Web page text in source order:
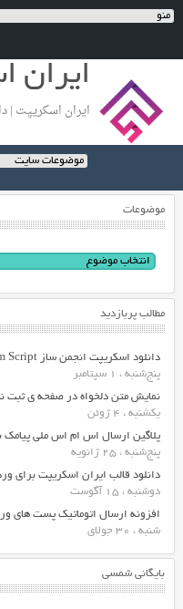
ایران
ایران اسکریپت |
موضوعات
مطالب پربازدید
دانلود اسکریپت انجمن ساز Easy Forum Script
پنج‌شنبه ، 1 سپتامبر
نمایش متن دلخواه در صفحه ی ثبت
یکشنبه ، 4 ژوئن
پلاگین ارسال اس ام اس ملی
پنج‌شنبه ، 25 ژانویه
دانلود قالب ایران اسکریپت برای
دوشنبه ، 15 آگوست
افزونه ارسال اتوماتیک پست های
شنبه ، 30 جولای
بایگانی شمسی